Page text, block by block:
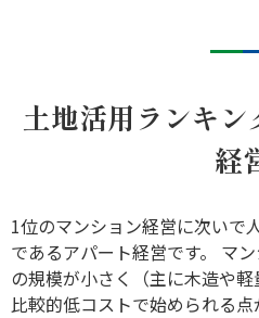
土地活用ランキン
経
1位のマンション経営に次いで
であるアパート経営です。 マ
の規模が小さく（主に木造や軽
比較的低コストで始められる点